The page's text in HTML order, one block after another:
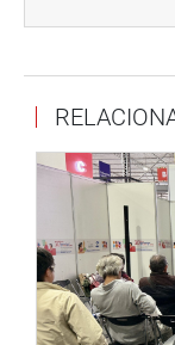
de mejorar y
LIZARZABURU.